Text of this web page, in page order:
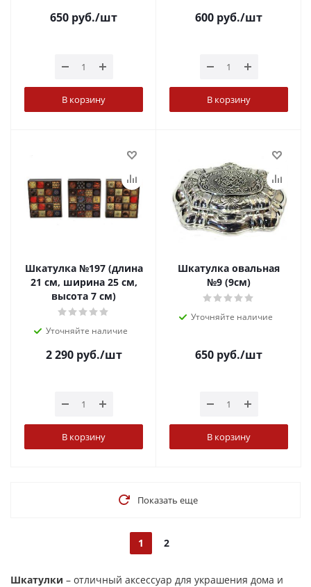
650 руб./шт
В корзину
600 руб./шт
В корзину
Шкатулка №197 (длина
21 см, ширина 25 см,
высота 7 см)
Уточняйте наличие
2 290руб./шт
В корзину
Шкатулка овальная
№9 (9см)
Уточняйте наличие
650 руб./шт
В корзину
Показать еще
1 2
Шкатулки – отличный аксессуар для украшения дома и